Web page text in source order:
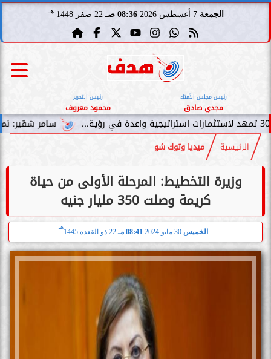
الجمعة 7 أغسطس 2026 08:36 صـ 22 صفر 1448 هـ
رئيس مجلس الأمناء
مجدي صادق
رئيس التحرير
محمود معروف
سامر شقير: نمو صناديق
الرئيسية ميديا وتوك شو
وزيرة التخطيط: المرحلة الأولى من حياة
كريمة وصلت 350 مليار جنيه
الخميس 30 مايو 2024 08:41 مـ 22 ذو القعدة 1445
هـ